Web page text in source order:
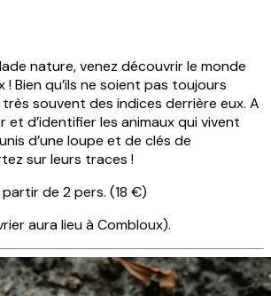
nature, venez découvrir le monde
! Bien qu’ils ne soient pas toujours
très souvent des indices derrière eux. A
et d’identifier les animaux qui vivent
d’une loupe et de clés de
sur leurs traces !
de 2 pers. (18 €)
aura lieu à Combloux).